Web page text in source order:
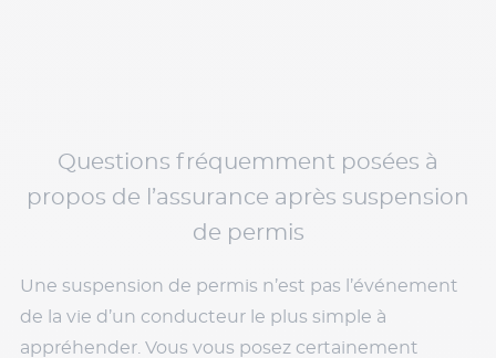
Questions fréquemment posées à
propos de l’assurance après suspension
de permis
Une suspension de permis n’est pas l’événement
de la vie d’un conducteur le plus simple à
appréhender. Vous vous posez certainement